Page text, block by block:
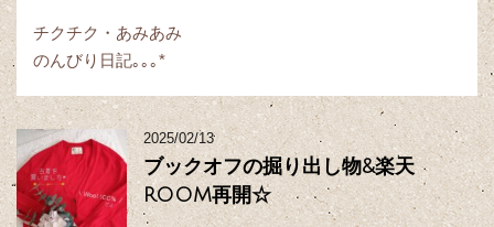
チクチク・あみあみ
のんびり日記｡｡｡*
2025/02/13
ブックオフの掘り出し物&楽天
ROOM再開☆